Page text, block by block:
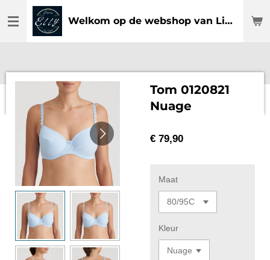
direct
Welkom op de webshop van Lingerie Elly
Tom 0120821
Nuage
€ 79,90
Maat
Kleur